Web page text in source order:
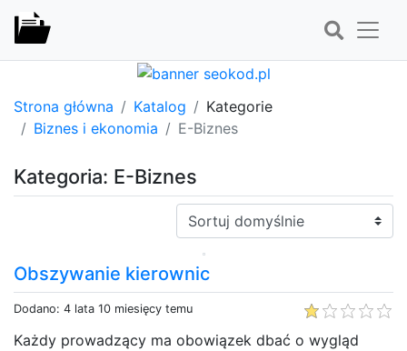
Strona główna Katalog
Kategorie
Biznes i ekonomia
E-Biznes
Kategoria: E-Biznes
Sortuj:
Obszywanie kierownic
Dodano: 4 lata 10 miesięcy temu
Każdy prowadzący ma obowiązek dbać o wygląd